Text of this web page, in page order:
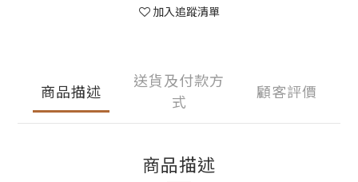
加入追蹤清單
商品描述
送貨及付款方
式
顧客評價
商品描述